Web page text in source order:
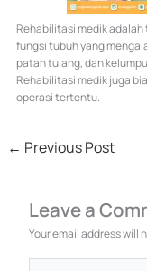
Rehabilitasi medik
fungsi tubuh yang
patah tulang, dan
Rehabilitasi medik juga
operasi tertentu.
← Previous Post
Leave a
Your email address will